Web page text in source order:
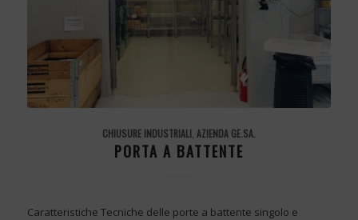
CHIUSURE INDUSTRIALI, AZIENDA GE.SA.
PORTA A BATTENTE
Caratteristiche Tecniche delle porte a battente singolo e